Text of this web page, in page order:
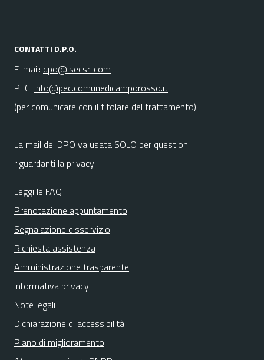
CONTATTI D.P.O.
E-mail: dpo@isecsrl.com
PEC: info@pec.comunedicamporosso.it
(per comunicare con il titolare del trattamento)
La mail del DPO va usata SOLO per questioni
riguardanti la privacy
Leggi le FAQ
Prenotazione appuntamento
Segnalazione disservizio
Richiesta assistenza
Amministrazione trasparente
Informativa privacy
Note legali
Dichiarazione di accessibilità
Piano di miglioramento